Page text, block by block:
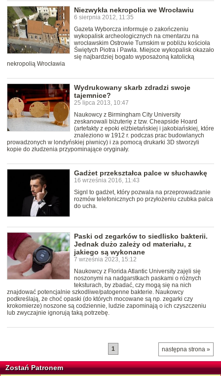
Niezwykła nekropolia we Wrocławiu
6 sierpnia 2012, 11:35
Gazeta Wyborcza informuje o zakończeniu
wykopalisk archeologicznych na cmentarzu na
wrocławskim Ostrowie Tumskim w pobliżu kościoła
Świętych Piotra i Pawła. Miejsce wykopalisk okazało
się najbardziej bogato wyposażoną katolicką
nekropolią Wrocławia
Wydrukowany skarb zdradzi swoje
tajemnice?
25 lipca 2013, 10:47
Naukowcy z Birmingham City University
zeskanowali biżuterię z tzw. Cheapside Hoard
(artefakty z epoki elżbietańskiej i jakobiańskiej, które
znaleziono w 1912 r. podczas prac budowlanych
prowadzonych w londyńskiej piwnicy) i za pomocą drukarki 3D stworzyli
kopie do złudzenia przypominające oryginały.
Gadżet przekształca palce w słuchawkę
16 września 2016, 11:43
Signl to gadżet, który pozwala na przeprowadzanie
rozmów telefonicznych po przyłożeniu czubka palca
do ucha.
Paski od zegarków to siedlisko bakterii.
Jednak dużo zależy od materiału, z
jakiego są wykonane
7 września 2023, 15:12
Naukowcy z Florida Atlantic University zajęli się
noszonymi na nadgarstkach paskami o różnych
teksturach, by zbadać, czy mogą się na nich
znajdować potencjalnie szkodliwe/patogenne bakterie. Naukowcy
podkreślają, że choć opaski (do których mocowane są np. zegarki czy
krokomierze) noszone są codziennie, ludzie zapominają o ich czyszczeniu
lub zwyczajnie ignorują taką potrzebę.
następna strona »
1
Zostań Patronem